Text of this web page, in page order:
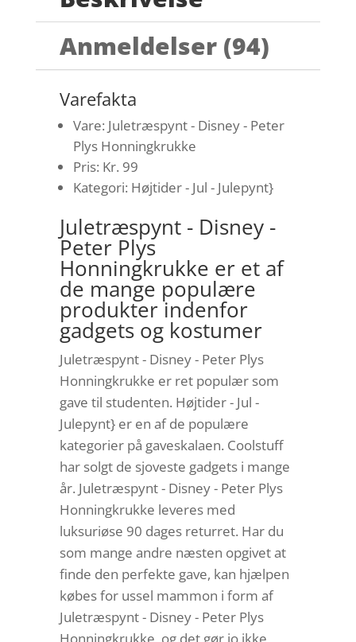
Anmeldelser (94)
Varefakta
Vare: Juletræspynt - Disney - Peter
Plys Honningkrukke
Pris: Kr. 99
Kategori: Højtider - Jul - Julepynt}
Juletræspynt - Disney -
Peter Plys
Honningkrukke er et af
de mange populære
produkter indenfor
gadgets og kostumer
Juletræspynt - Disney - Peter Plys
Honningkrukke er ret populær som
gave til studenten. Højtider - Jul -
Julepynt} er en af de populære
kategorier på gaveskalaen. Coolstuff
har solgt de sjoveste gadgets i mange
år. Juletræspynt - Disney - Peter Plys
Honningkrukke leveres med
luksuriøse 90 dages returret. Har du
som mange andre næsten opgivet at
finde den perfekte gave, kan hjælpen
købes for ussel mammon i form af
Juletræspynt - Disney - Peter Plys